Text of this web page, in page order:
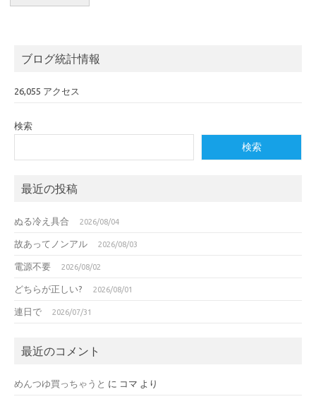
ブログ統計情報
26,055 アクセス
検索
検索
最近の投稿
ぬる冷え具合 2026/08/04
故あってノンアル 2026/08/03
電源不要 2026/08/02
どちらが正しい? 2026/08/01
連日で 2026/07/31
最近のコメント
めんつゆ買っちゃうと に コマ より